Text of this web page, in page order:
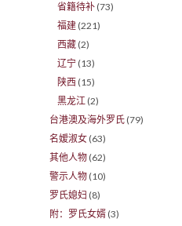
省籍待补 (73)
福建 (221)
西藏 (2)
辽宁 (13)
陕西 (15)
黑龙江 (2)
台港澳及海外罗氏 (79)
名嫒淑女 (63)
其他人物 (62)
警示人物 (10)
罗氏媳妇 (8)
附：罗氏女婿 (3)